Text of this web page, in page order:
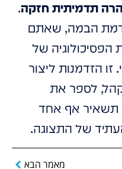
תדמיתית חזקה.
הבמה, שאתם
של
זו הזדמנות ליצור
לספר את
תשאיר אף אחד
של התצוגה.
מאמר הבא